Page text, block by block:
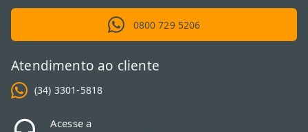
0800 729 5206
Atendimento ao cliente
(34) 3301-5818
Acesse a